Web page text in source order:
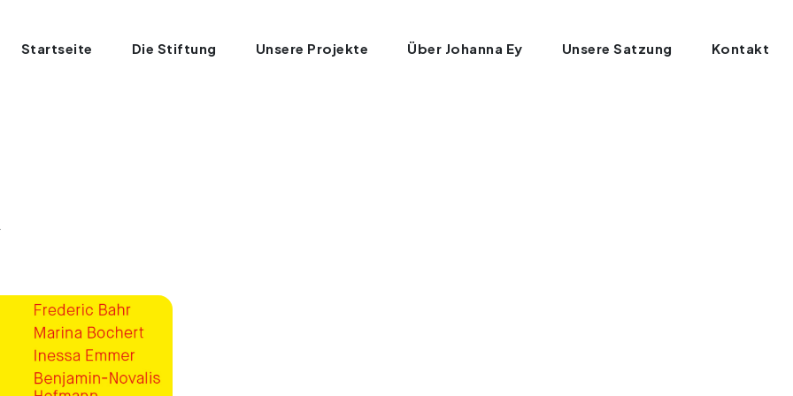
Startseite Die Stiftung Unsere Projekte Über Johanna Ey Unsere Satzung Kontakt